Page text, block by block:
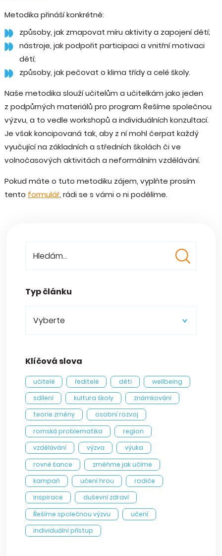
Metodika přináší konkrétně:
způsoby, jak zmapovat míru aktivity a zapojení dětí;
nástroje, jak podpořit participaci a vnitřní motivaci
dětí;
způsoby, jak pečovat o klima třídy a celé školy.
Naše metodika slouží učitelům a učitelkám jako jeden
z podpůrných materiálů pro program Řešíme společnou
výzvu, a to vedle workshopů a individuálních konzultací.
Je však koncipovaná tak, aby z ní mohl čerpat každý
vyučující na základních a středních školách či ve
volnočasových aktivitách a neformálním vzdělávání.
Pokud máte o tuto metodiku zájem, vyplňte prosím
tento formulář, rádi se s vámi o ni podělíme.
Typ článku
Vyberte
Klíčová slova
učitelé ředitelé děti
wellbeing
sdílení
kultura školy
známkování
teorie změny
osobní rozvoj
romská problematika
region
vzdělávání
výzva
výuka
rovné šance
změňme jak učíme
kampaň
učení hrou
rodiče
inspirace
duševní zdraví
Řešíme společnou výzvu
učení
individuální přístup